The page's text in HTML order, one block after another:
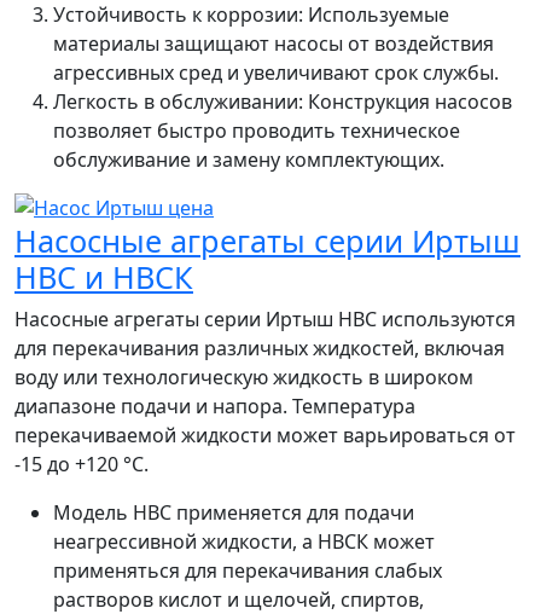
Устойчивость к коррозии: Используемые
материалы защищают насосы от воздействия
агрессивных сред и увеличивают срок службы.
Легкость в обслуживании: Конструкция насосов
позволяет быстро проводить техническое
обслуживание и замену комплектующих.
Насосные агрегаты серии Иртыш
НВС и НВСК
Насосные агрегаты серии Иртыш НВС используются
для перекачивания различных жидкостей, включая
воду или технологическую жидкость в широком
диапазоне подачи и напора. Температура
перекачиваемой жидкости может варьироваться от
-15 до +120 °C.
Модель НВС применяется для подачи
неагрессивной жидкости, а НВСК может
применяться для перекачивания слабых
растворов кислот и щелочей, спиртов,